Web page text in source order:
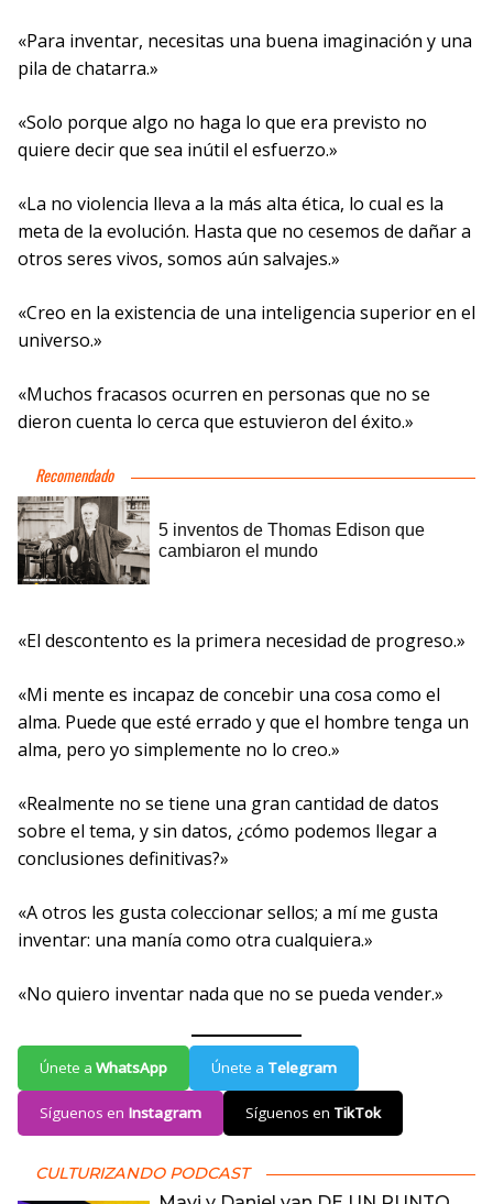
«Para inventar, necesitas una buena imaginación y una
pila de chatarra.»
«Solo porque algo no haga lo que era previsto no
quiere decir que sea inútil el esfuerzo.»
«La no violencia lleva a la más alta ética, lo cual es la
meta de la evolución. Hasta que no cesemos de dañar a
otros seres vivos, somos aún salvajes.»
«Creo en la existencia de una inteligencia superior en el
universo.»
«Muchos fracasos ocurren en personas que no se
dieron cuenta lo cerca que estuvieron del éxito.»
«El descontento es la primera necesidad de progreso.»
«Mi mente es incapaz de concebir una cosa como el
alma. Puede que esté errado y que el hombre tenga un
alma, pero yo simplemente no lo creo.»
«Realmente no se tiene una gran cantidad de datos
sobre el tema, y sin datos, ¿cómo podemos llegar a
conclusiones definitivas?»
«A otros les gusta coleccionar sellos; a mí me gusta
inventar: una manía como otra cualquiera.»
«No quiero inventar nada que no se pueda vender.»
Únete a WhatsApp Únete a Telegram
Síguenos en Instagram Síguenos en TikTok
CULTURIZANDO PODCAST